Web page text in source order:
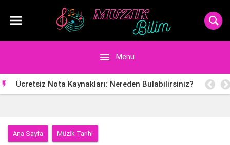

 Menü
 Ücretsiz Nota Kaynakları: Nereden Bulabilirsiniz?
Ana Sayfa Müzik Tarihi